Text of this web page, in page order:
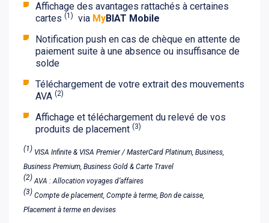
Affichage des avantages rattachés à certaines
cartes (1) via MyBIAT Mobile
Notification push en cas de chèque en attente de
paiement suite à une absence ou insuffisance de
solde
Téléchargement de votre extrait des mouvements
AVA (2)
Affichage et téléchargement du relevé de vos
produits de placement (3)
(1) VISA Infinite & VISA Premier / MasterCard Platinum, Business,
Business Premium, Business Gold & Carte Travel
(2)AVA : Allocation voyages d’affaires
(3) Compte de placement, Compte à terme, Bon de caisse,
Placement à terme en devises